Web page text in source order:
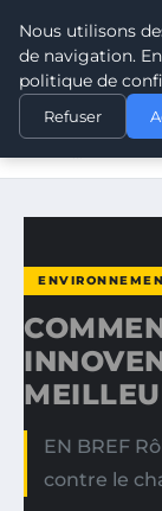
CLIMATE
ACCUEIL
COMMENT LES
EN BREF
contre le
Nous utilisons
de navigation.
politique de
Refuser